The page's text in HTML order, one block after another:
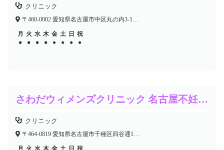
クリニック
〒460-0002 愛知県名古屋市中区丸の内3-19-12 久屋パークサイドビル8F
月 火 水 木 金 土 日 祝
●
● ● ● ● ● ● ●
● ● ● ●
さわだウィメンズクリニック 名古屋不妊センター
クリニック
〒464-0819 愛知県名古屋市千種区四谷通1-18-1 RICCA11ビル3F